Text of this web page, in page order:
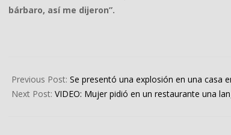
bárbaro, así me dijeron”.
09-
19
Previous Post: Se presentó una explosión en una casa
Next Post: VIDEO: Mujer pidió en un restaurante una